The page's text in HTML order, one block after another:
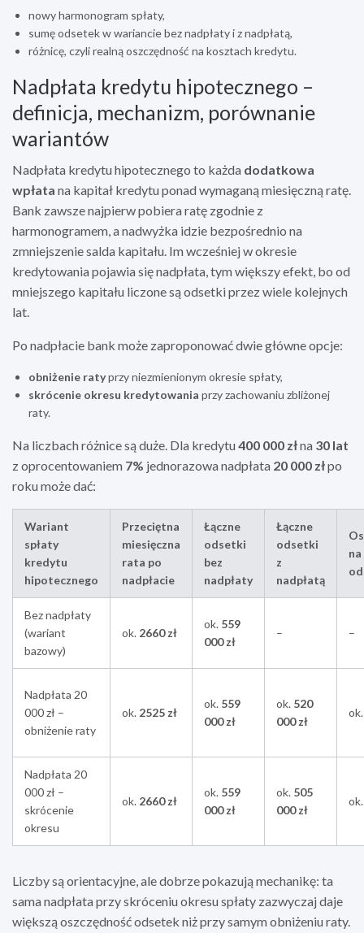
nowy harmonogram spłaty,
sumę odsetek w wariancie bez nadpłaty i z nadpłatą,
różnicę, czyli realną oszczędność na kosztach kredytu.
Nadpłata kredytu hipotecznego –
definicja, mechanizm, porównanie
wariantów
Nadpłata kredytu hipotecznego to każda dodatkowa
wpłata na kapitał kredytu ponad wymaganą miesięczną ratę.
Bank zawsze najpierw pobiera ratę zgodnie z
harmonogramem, a nadwyżka idzie bezpośrednio na
zmniejszenie salda kapitału. Im wcześniej w okresie
kredytowania pojawia się nadpłata, tym większy efekt, bo od
mniejszego kapitału liczone są odsetki przez wiele kolejnych
lat.
Po nadpłacie bank może zaproponować dwie główne opcje:
obniżenie ratyprzy niezmienionym okresie spłaty,
skrócenie okresu kredytowania przy zachowaniu zbliżonej
raty.
Na liczbach różnice są duże. Dla kredytu400 000 złna 30 lat
z oprocentowaniem 7% jednorazowa nadpłata 20 000 złpo
roku może dać:
Wariant
spłaty
kredytu
hipotecznego
Przeciętna
miesięczna
rata po
nadpłacie
Łączne
odsetki
bez
nadpłaty
Łączne
odsetki
z
nadpłatą
na
Bez nadpłaty
(wariant
bazowy)
ok. 2660 zł
ok. 559
000 zł
– –
Nadpłata 20
000 zł –
obniżenie raty
ok. 2525 zł
ok. 559
000 zł
ok. 520
000 zł
Nadpłata 20
000 zł –
skrócenie
okresu
ok. 2660 zł
ok. 559
000 zł
ok. 505
000 zł
Liczby są orientacyjne, ale dobrze pokazują mechanikę: ta
sama nadpłata przy skróceniu okresu spłaty zazwyczaj daje
większą oszczędność odsetek niż przy samym obniżeniu raty.